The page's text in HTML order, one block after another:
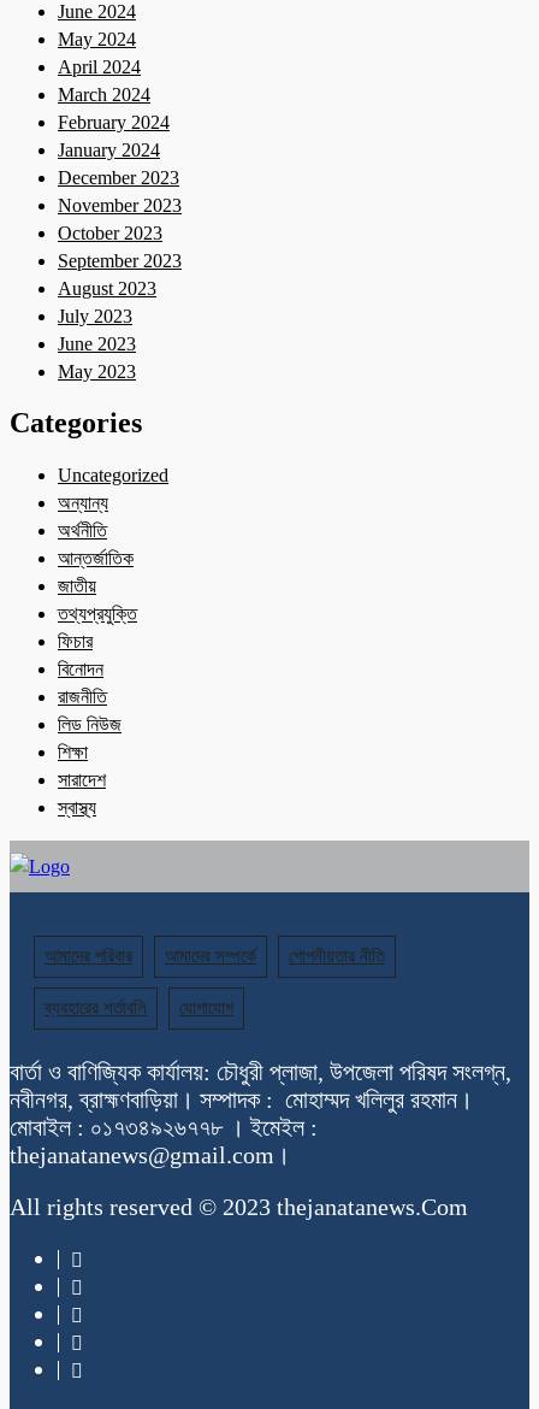
June 2024
May 2024
April 2024
March 2024
February 2024
January 2024
December 2023
November 2023
October 2023
September 2023
August 2023
July 2023
June 2023
May 2023
Categories
Uncategorized
অন্যান্য
অর্থনীতি
আন্তর্জাতিক
জাতীয়
তথ্যপ্রযুক্তি
ফিচার
বিনোদন
রাজনীতি
লিড নিউজ
শিক্ষা
সারাদেশ
স্বাস্থ্য
আমাদের পরিবার আমাদের সম্পর্কে গোপনীয়তার নীতি
ব্যবহারের শর্তাবলি যোগাযোগ
বার্তা ও বাণিজ্যিক কার্যালয়: চৌধুরী প্লাজা, উপজেলা পরিষদ সংলগ্ন,
নবীনগর, ব্রাহ্মণবাড়িয়া। সম্পাদক : মোহাম্মদ খলিলুর রহমান।
মোবাইল : ০১৭৩৪৯২৬৭৭৮ । ইমেইল :
thejanatanews@gmail.com।
All rights reserved © 2023 thejanatanews.Com